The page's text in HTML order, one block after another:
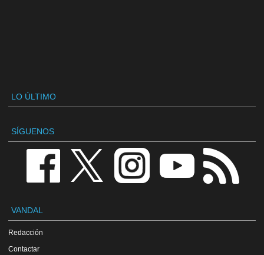
LO ÚLTIMO
SÍGUENOS
VANDAL
Redacción
Contactar